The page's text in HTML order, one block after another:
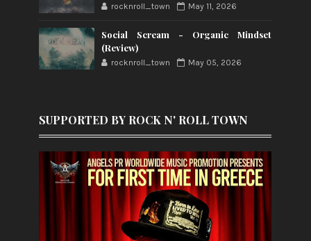
rocknroll_town May 11, 2026
Social Scream - Organic Mindset
(Review)
rocknroll_town May 05, 2026
SUPPORTED BY ROCK N' ROLL TOWN